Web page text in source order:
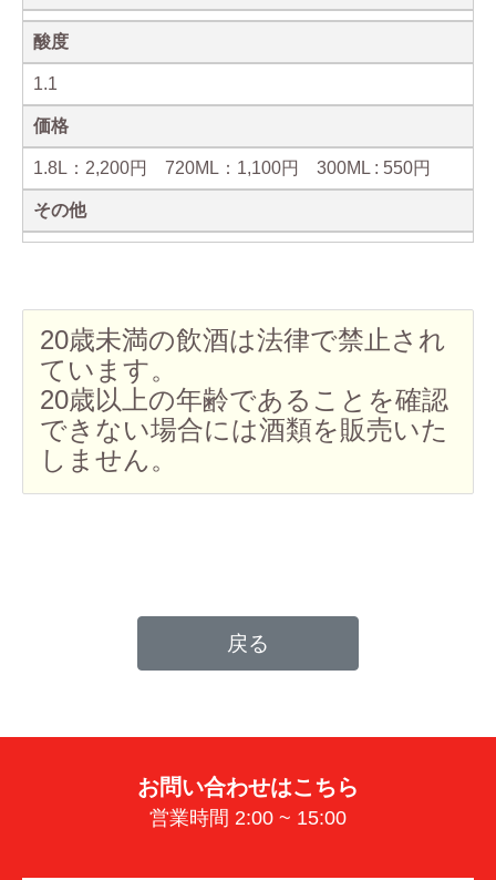
酸度
1.1
価格
1.8L：2,200円 720ML：1,100円 300ML : 550円
その他
20歳未満の飲酒は法律で禁止され
ています。
20歳以上の年齢であることを確認
できない場合には酒類を販売いた
しません。
戻る
お問い合わせはこちら
営業時間 2:00 ~ 15:00